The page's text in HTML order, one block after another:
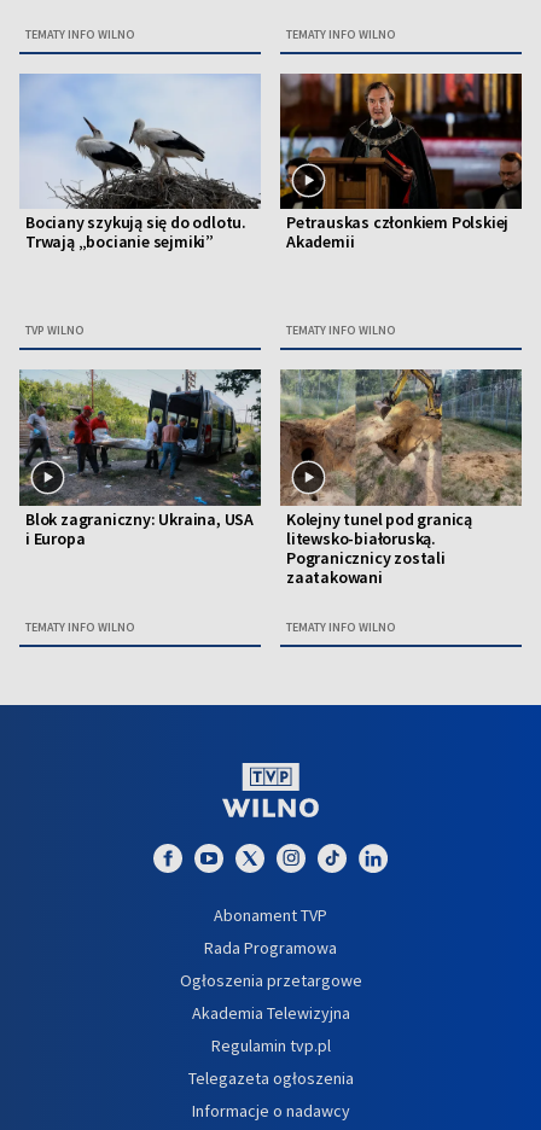
TEMATY INFO WILNO TEMATY INFO WILNO
Bociany szykują się do odlotu.
Trwają „bocianie sejmiki”
TVP WILNO
Petrauskas członkiem Polskiej
Akademii
TEMATY INFO WILNO
Blok zagraniczny: Ukraina, USA
i Europa
TEMATY INFO WILNO
Kolejny tunel pod granicą
litewsko-białoruską.
Pogranicznicy zostali
zaatakowani
TEMATY INFO WILNO
Abonament TVP
Rada Programowa
Ogłoszenia przetargowe
Akademia Telewizyjna
Regulamin tvp.pl
Telegazeta ogłoszenia
Informacje o nadawcy